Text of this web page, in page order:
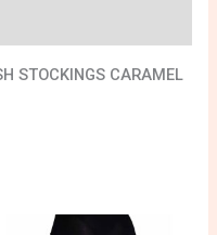
STOCKINGS CARAMEL